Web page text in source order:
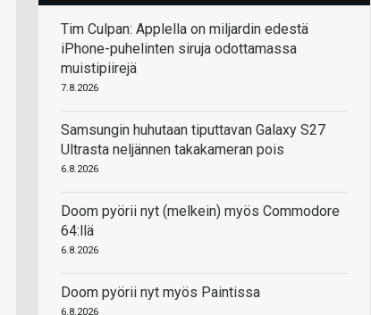
Tim Culpan: Applella on miljardin edestä
iPhone-puhelinten siruja odottamassa
muistipiirejä
7.8.2026
Samsungin huhutaan tiputtavan Galaxy S27
Ultrasta neljännen takakameran pois
6.8.2026
Doom pyörii nyt (melkein) myös Commodore
64:llä
6.8.2026
Doom pyörii nyt myös Paintissa
6.8.2026